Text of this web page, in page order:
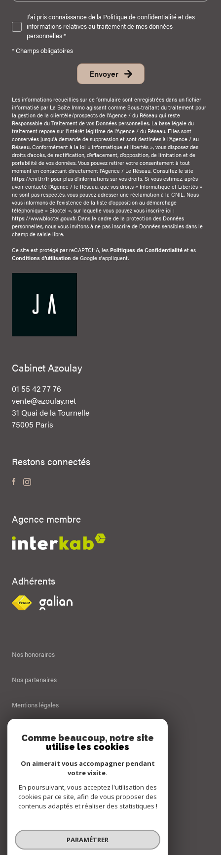
J'ai pris connaissance de la Politique de confidentialité et des
informations relatives au traitement de mes données
personnelles *
* Champs obligatoires
Envoyer
Les informations recueillies sur ce formulaire sont enregistrées dans un fichier
informatisé par La Boite Immo agissant comme Sous-traitant du traitement pour
la gestion de la clientèle/prospects de l'Agence / du Réseau qui reste
Responsable du Traitement de vos Données personnelles. La base légale du
traitement repose sur l'intérêt légitime de l'Agence / du Réseau. Elles sont
conservées jusqu'à demande de suppression et sont destinées à l'Agence / au
Réseau. Conformément à la loi « informatique et libertés », vous disposez des
droits d’accès, de rectification, d’effacement, d’opposition, de limitation et de
portabilité de vos données. Vous pouvez retirer votre consentement à tout
moment en contactant directement l’Agence / Le Réseau. Consultez le site
https://cnil.fr/frpour plus d’informations sur vos droits. Si vous estimez, après
avoir contacté l'Agence / le Réseau, que vos droits « Informatique et Libertés »
ne sont pas respectés, vous pouvez adresser une réclamation à la CNIL. Nous
vous informons de l’existence de la liste d'opposition au démarchage
téléphonique « Bloctel », sur laquelle vous pouvez vous inscrire ici :
https://www.bloctel.gouv.fr. Dans le cadre de la protection des Données
personnelles, nous vous invitons à ne pas inscrire de Données sensibles dans le
champ de saisie libre.
Ce site est protégé par reCAPTCHA, les Politiques de Confidentialitéet es
Conditions d'utilisation de Google s'appliquent.
Cabinet Azoulay
01 55 42 77 76
vente@azoulay.net
31 Quai de la Tournelle
75005 Paris
Restons connectés
Agence membre
Adhérents
Nos honoraires
Nos partenaires
Mentions légales
Réalisé par
Comme beaucoup, notre site
utilise les cookies
On aimerait vous accompagner pendant
votre visite.
En poursuivant, vous acceptez l'utilisation des
cookies par ce site, afin de vous proposer des
contenus adaptés et réaliser des statistiques !
PARAMÉTRER